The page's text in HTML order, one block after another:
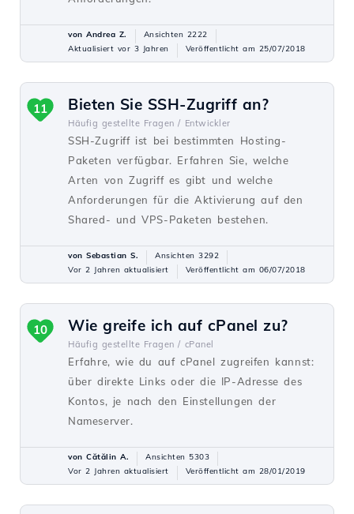
von Andrea Z.
Ansichten 2222
Aktualisiert vor 3 Jahren
Veröffentlicht am 25/07/2018
Bieten Sie SSH-Zugriff an?
Häufig gestellte Fragen / Entwickler
SSH-Zugriff ist bei bestimmten Hosting-
Paketen verfügbar. Erfahren Sie, welche
Arten von Zugriff es gibt und welche
Anforderungen für die Aktivierung auf den
Shared- und VPS-Paketen bestehen.
11
von Sebastian S.
Ansichten 3292
Vor 2 Jahren aktualisiert
Veröffentlicht am 06/07/2018
Wie greife ich auf cPanel zu?
Häufig gestellte Fragen / cPanel
Erfahre, wie du auf cPanel zugreifen kannst:
über direkte Links oder die IP-Adresse des
Kontos, je nach den Einstellungen der
Nameserver.
10
von Cătălin A.
Ansichten 5303
Vor 2 Jahren aktualisiert
Veröffentlicht am 28/01/2019